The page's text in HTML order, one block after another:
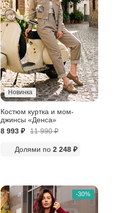
Новинка
Костюм куртка и мом-
джинсы «Денса»
8 993 ₽
11 990₽
Долями по 2 248 ₽
-30%